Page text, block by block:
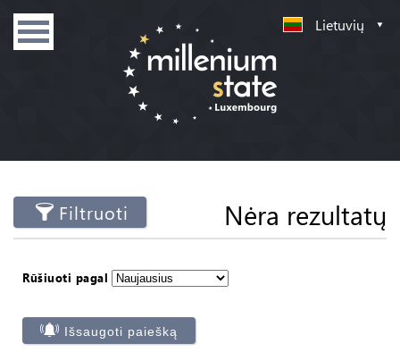
Lietuvių
Filtruoti Nėra rezultatų
Rūšiuoti pagal
Išsaugoti paiešką